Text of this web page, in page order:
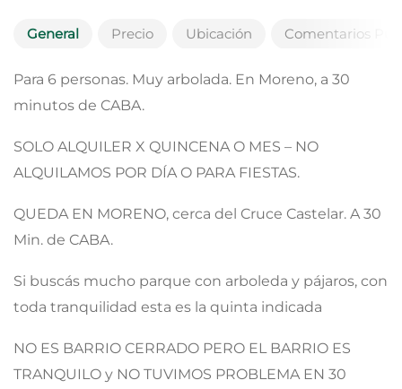
General Precio Ubicación Comentarios
Para 6 personas. Muy arbolada. En Moreno, a 30
minutos de CABA.
SOLO ALQUILER X QUINCENA O MES – NO
ALQUILAMOS POR DÍA O PARA FIESTAS.
QUEDA EN MORENO, cerca del Cruce Castelar. A 30
Min. de CABA.
Si buscás mucho parque con arboleda y pájaros, con
toda tranquilidad esta es la quinta indicada
NO ES BARRIO CERRADO PERO EL BARRIO ES
TRANQUILO y NO TUVIMOS PROBLEMA EN 30